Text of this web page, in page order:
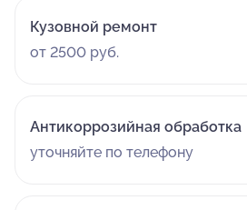
Кузовной ремонт
от 2500 руб.
Антикоррозийная обработка
уточняйте по телефону